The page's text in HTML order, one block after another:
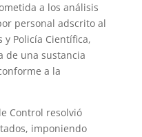
a los análisis
personal adscrito al
y Policía Científica,
de una sustancia
a la
Control resolvió
imponiendo